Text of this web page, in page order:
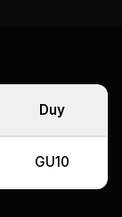
Duy
GU10